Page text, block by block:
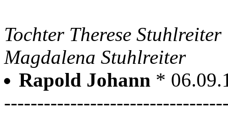
Tochter Therese
Magdalena Stuhlreiter
Rapold Johann *